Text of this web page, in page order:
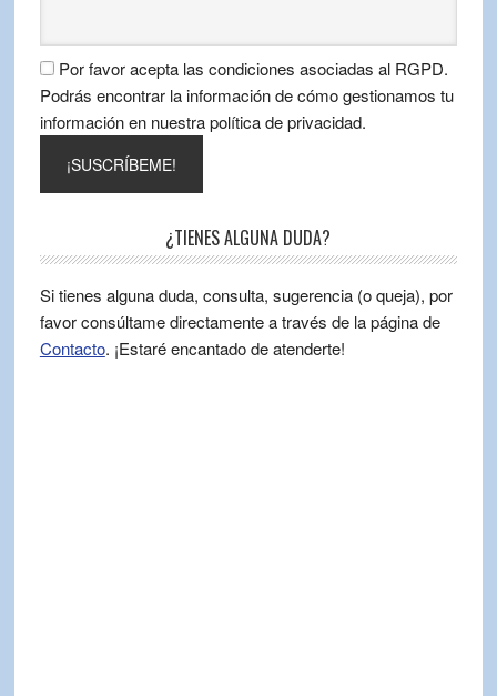
Por favor acepta las condiciones asociadas al RGPD.
Podrás encontrar la información de cómo gestionamos tu
información en nuestra política de privacidad.
¿TIENES ALGUNA DUDA?
Si tienes alguna duda, consulta, sugerencia (o queja), por
favor consúltame directamente a través de la página de
Contacto. ¡Estaré encantado de atenderte!